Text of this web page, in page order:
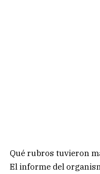
Qué rubros tuvieron
El informe del